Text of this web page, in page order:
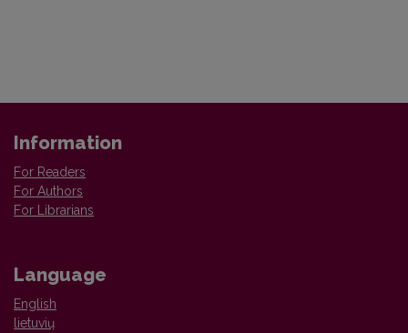
Information
For Readers
For Authors
For Librarians
Language
English
lietuvių